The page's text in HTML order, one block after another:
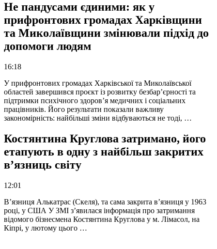
Не пандусами єдиними: як у
прифронтових громадах Харківщини
та Миколаївщини змінювали підхід до
допомоги людям
16:18
У прифронтових громадах Харківської та Миколаївської
областей завершився проєкт із розвитку безбар’єрності та
підтримки психічного здоров’я медичних і соціальних
працівників. Його результати показали важливу
закономірність: найбільші зміни відбуваються не тоді, …
Костянтина Круглова затримано, його
етапують в одну з найбільш закритих
в’язниць світу
12:01
В’язниця Алькатрас (Скеля), та сама закрита в’язниця у 1963
році, у США У ЗМІ з’явилася інформація про затримання
відомого бізнесмена Костянтина Круглова у м. Лімасол, на
Кіпрі, у лютому цього …